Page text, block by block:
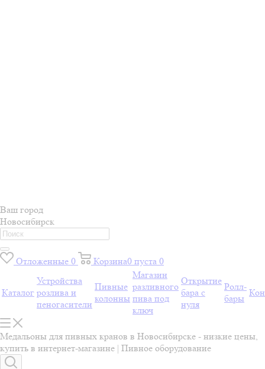
Ваш город
Новосибирск
Отложенные 0 Корзина0 пуста 0
Каталог
Устройства
розлива и
пеногасители
Пивные
колонны
Магазин
разливного
пива под
ключ
Открытие
бара с
нуля
Ролл-
бары
Медальоны для пивных кранов в Новосибирске - низкие цены,
купить в интернет-магазине | Пивное оборудование